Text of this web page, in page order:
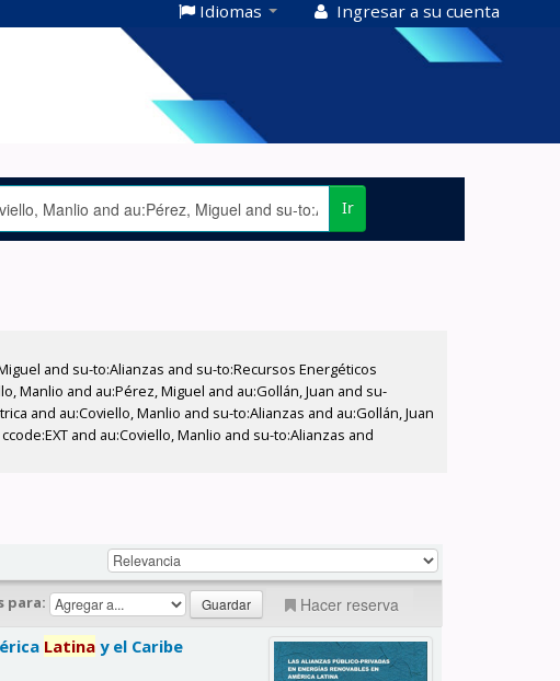
Idiomas Ingresar a su cuenta
Ir
and su-to:Alianzas and su-to:Recursos Energéticos
Manlio and au:Pérez, Miguel and au:Gollán, Juan and su-
and au:Coviello, Manlio and su-to:Alianzas and au:Gollán, Juan
and au:Coviello, Manlio and su-to:Alianzas and
para: Hacer reserva
Latina y el Caribe